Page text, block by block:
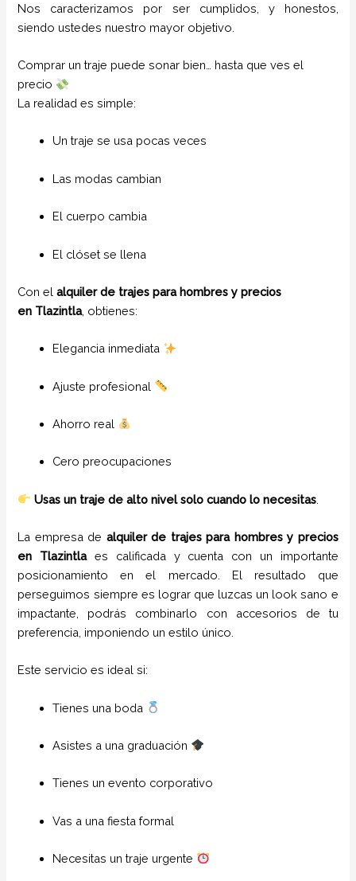
Nos caracterizamos por ser cumplidos, y honestos,
siendo ustedes nuestro mayor objetivo.
Comprar un traje puede sonar bien… hasta que ves el
precio
La realidad es simple:
Un traje se usa pocas veces
Las modas cambian
El cuerpo cambia
El clóset se llena
Con elalquiler de trajes para hombres y precios
en Tlazintla, obtienes:
Elegancia inmediata
Ajuste profesional
Ahorro real
Cero preocupaciones
Usas un traje de alto nivel solo cuando lo necesitas
La empresa de alquiler de trajes para hombres y precios
en
Tlazintla es calificada y cuenta con un importante
posicionamiento en el mercado. El resultado que
perseguimos siempre es lograr que luzcas un look sano e
impactante, podrás combinarlo con accesorios de tu
preferencia, imponiendo un estilo único.
Este servicio es ideal si:
Tienes una boda
Asistes a una graduación
Tienes un evento corporativo
Vas a una fiesta formal
Necesitas un traje urgente